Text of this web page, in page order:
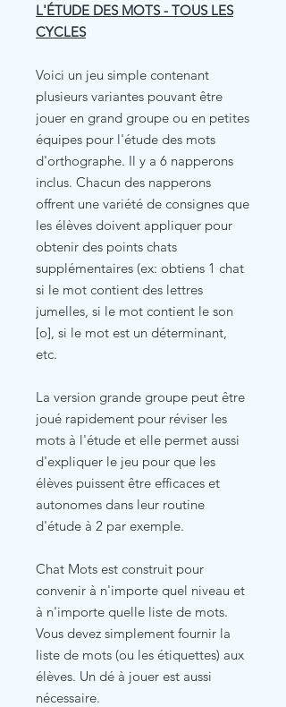
L'ÉTUDE DES MOTS - TOUS LES
CYCLES
Voici un jeu simple contenant
plusieurs variantes pouvant être
jouer en grand groupe ou en petites
équipes pour l'étude des mots
d'orthographe. Il y a 6 napperons
inclus. Chacun des napperons
offrent une variété de consignes que
les élèves doivent appliquer pour
obtenir des points chats
supplémentaires (ex: obtiens 1 chat
si le mot contient des lettres
jumelles, si le mot contient le son
[o], si le mot est un déterminant,
etc.
La version grande groupe peut être
joué rapidement pour réviser les
mots à l'étude et elle permet aussi
d'expliquer le jeu pour que les
élèves puissent être efficaces et
autonomes dans leur routine
d'étude à 2 par exemple.
Chat Mots est construit pour
convenir à n'importe quel niveau et
à n'importe quelle liste de mots.
Vous devez simplement fournir la
liste de mots (ou les étiquettes) aux
élèves. Un dé à jouer est aussi
nécessaire.